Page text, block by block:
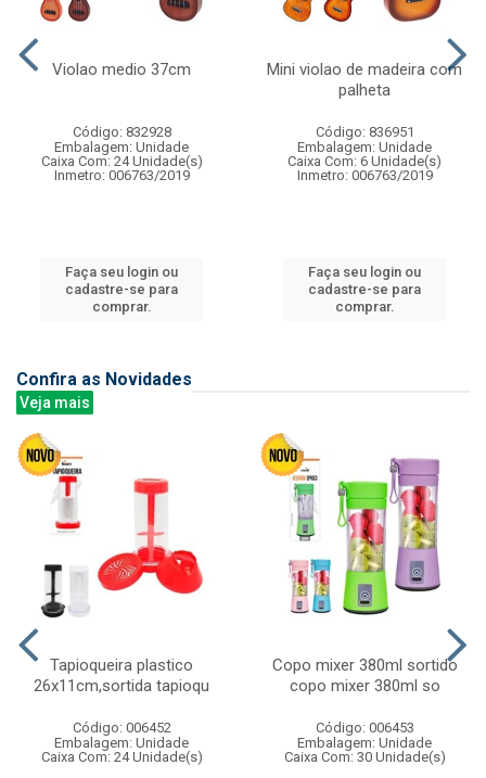
Violao medio 37cm
Código: 832928
Embalagem: Unidade
Caixa Com: 24 Unidade(s)
Inmetro: 006763/2019
Faça seu login ou
cadastre-se para
comprar.
Mini violao de madeira com
palheta
Código: 836951
Embalagem: Unidade
Caixa Com: 6 Unidade(s)
Inmetro: 006763/2019
Faça seu login ou
cadastre-se para
comprar.
Confira as Novidades
Veja mais
Tapioqueira plastico
26x11cm,sortida tapioqu
Código: 006452
Embalagem: Unidade
Caixa Com: 24 Unidade(s)
Copo mixer 380ml sortido
copo mixer 380ml so
Código: 006453
Embalagem: Unidade
Caixa Com: 30 Unidade(s)